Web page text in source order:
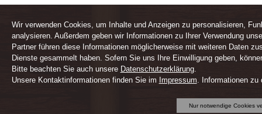
Wir verwenden Cookies, um Inhalte und Anzeigen zu personalisieren,
analysieren. Außerdem geben wir Informationen zu Ihrer Verwendung
Partner führen diese Informationen möglicherweise mit weiteren Daten
Dienste gesammelt haben. Sofern Sie uns Ihre Einwilligung geben,
Bitte beachten Sie auch unsere Datenschutzerklärung.
Unsere Kontaktinformationen finden Sie im Impressum . Informationen
Nur notwendige Cookies